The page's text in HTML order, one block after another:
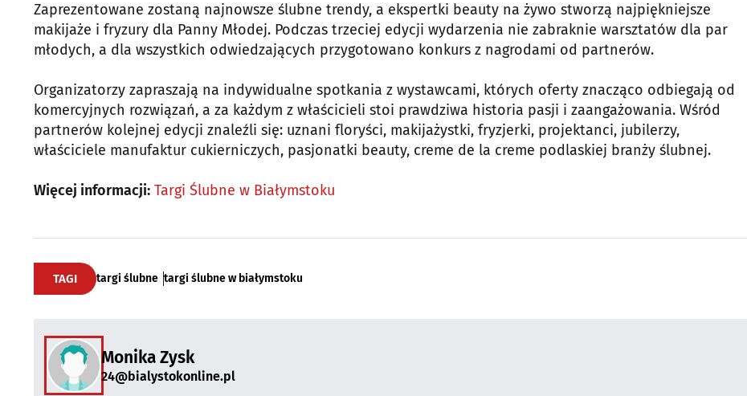
Zaprezentowane zostaną najnowsze ślubne trendy, a ekspertki beauty na żywo stworzą najpiękniejsze
makijaże i fryzury dla Panny Młodej. Podczas trzeciej edycji wydarzenia nie zabraknie warsztatów dla par
młodych, a dla wszystkich odwiedzających przygotowano konkurs z nagrodami od partnerów.
Organizatorzy zapraszają na indywidualne spotkania z wystawcami, których oferty znacząco odbiegają od
komercyjnych rozwiązań, a za każdym z właścicieli stoi prawdziwa historia pasji i zaangażowania. Wśród
partnerów kolejnej edycji znaleźli się: uznani floryści, makijażystki, fryzjerki, projektanci, jubilerzy,
właściciele manufaktur cukierniczych, pasjonatki beauty, creme de la creme podlaskiej branży ślubnej.
Więcej informacji: Targi Ślubne w Białymstoku
TAGI targi ślubne targi ślubne w białymstoku
Monika Zysk
24@bialystokonline.pl